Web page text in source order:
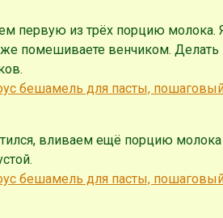
первую из трёх порцию молока.
же помешиваете венчиком. Делать
вливаем ещё порцию